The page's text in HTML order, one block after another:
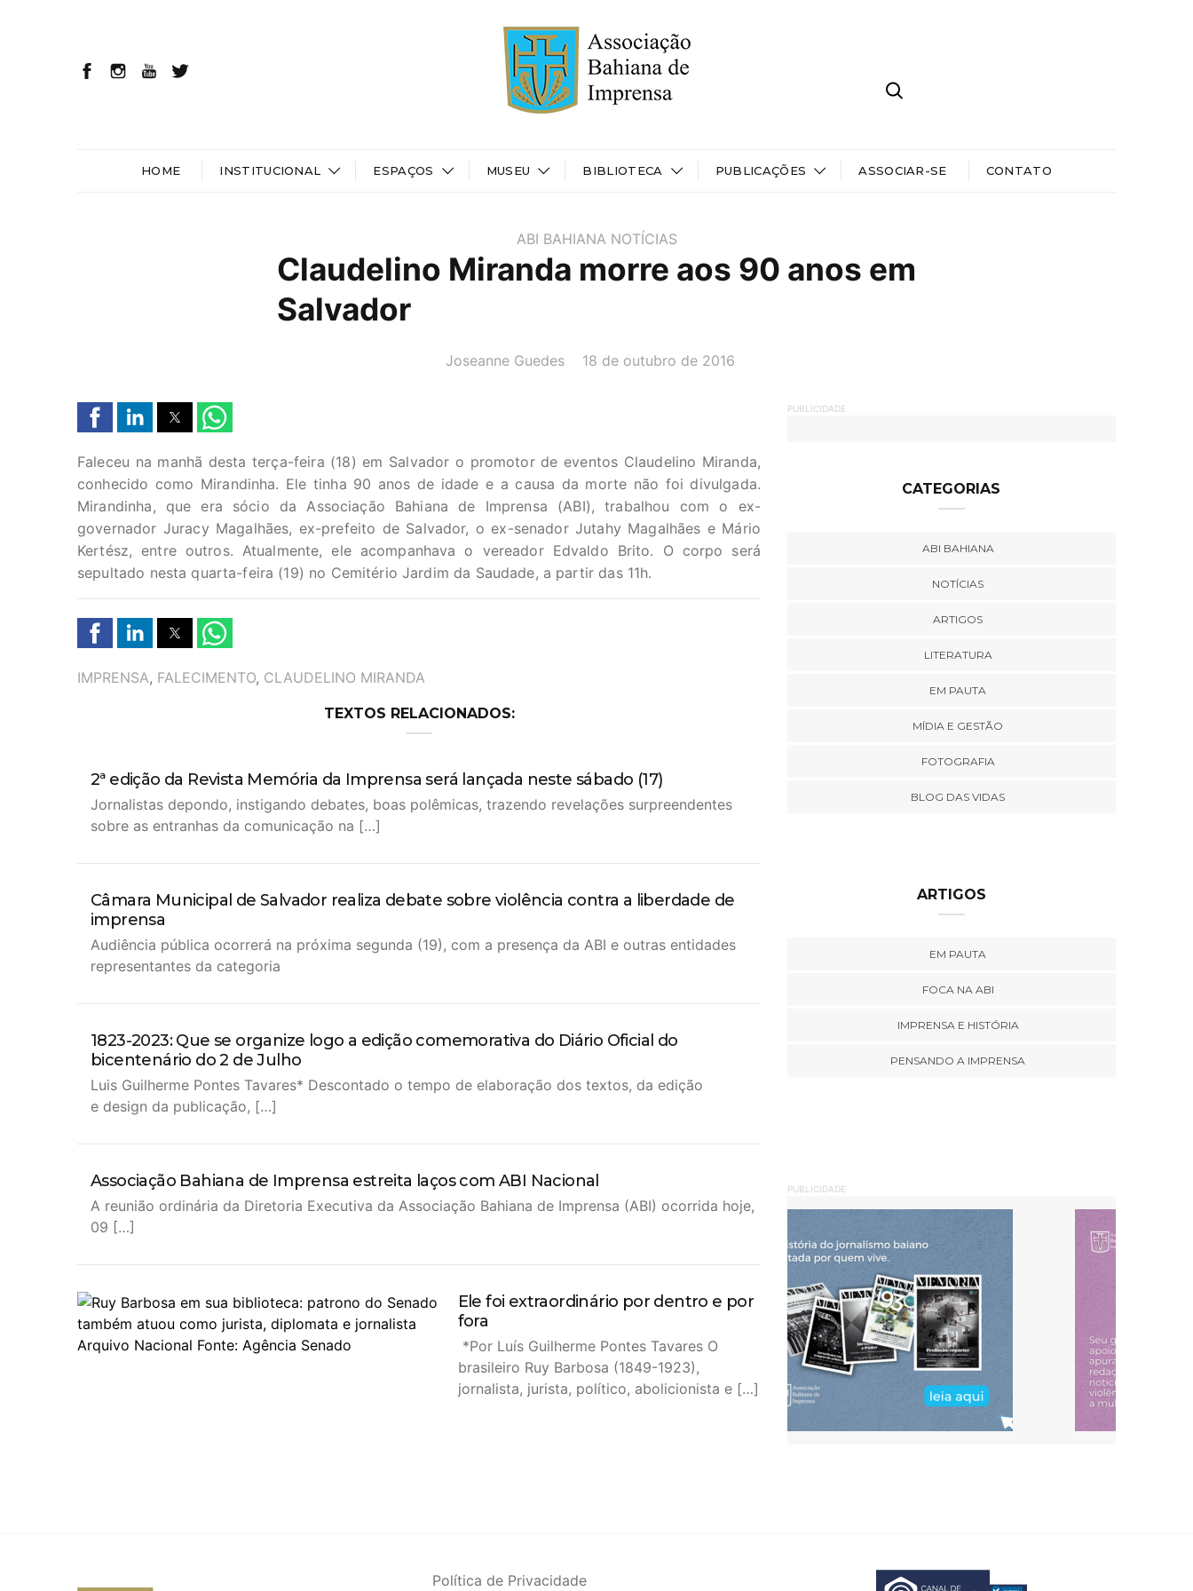
HOME INSTITUCIONAL ESPAÇOS MUSEU BIBLIOTECA PUBLICAÇÕES ASSOCIAR-SE CONTATO
ABI BAHIANA NOTÍCIAS
Claudelino Miranda morre aos 90 anos em
Salvador
AUTOR(A):
Joseanne Guedes DATA:
18 de outubro de 2016
Faleceu na manhã desta terça-feira (18) em Salvador o promotor de eventos Claudelino Miranda,
conhecido como Mirandinha. Ele tinha 90 anos de idade e a causa da morte não foi divulgada.
Mirandinha, que era sócio da Associação Bahiana de Imprensa (ABI), trabalhou com o ex-
governador Juracy Magalhães, ex-prefeito de Salvador, o ex-senador Jutahy Magalhães e Mário
Kertész, entre outros. Atualmente, ele acompanhava o vereador Edvaldo Brito. O corpo será
sepultado nesta quarta-feira (19) no Cemitério Jardim da Saudade, a partir das 11h.
TAGS
IMPRENSA, FALECIMENTO, CLAUDELINO MIRANDA
TEXTOS RELACIONADOS:
2ª edição da Revista Memória da Imprensa será lançada neste sábado (17)
Jornalistas depondo, instigando debates, boas polêmicas, trazendo revelações surpreendentes
sobre as entranhas da comunicação na […]
Câmara Municipal de Salvador realiza debate sobre violência contra a liberdade de
imprensa
Audiência pública ocorrerá na próxima segunda (19), com a presença da ABI e outras entidades
representantes da categoria
1823-2023: Que se organize logo a edição comemorativa do Diário Oficial do
bicentenário do 2 de Julho
Luis Guilherme Pontes Tavares* Descontado o tempo de elaboração dos textos, da edição
e design da publicação, […]
Associação Bahiana de Imprensa estreita laços com ABI Nacional
A reunião ordinária da Diretoria Executiva da Associação Bahiana de Imprensa (ABI) ocorrida hoje,
09 […]
Ele foi extraordinário por dentro e por
fora
*Por Luís Guilherme Pontes Tavares O
brasileiro Ruy Barbosa (1849-1923),
jornalista, jurista, político, abolicionista e […]
PUBLICIDADE
CATEGORIAS
ABI BAHIANA
NOTÍCIAS
ARTIGOS
LITERATURA
EM PAUTA
MÍDIA E GESTÃO
FOTOGRAFIA
BLOG DAS VIDAS
ARTIGOS
EM PAUTA
FOCA NA ABI
IMPRENSA E HISTÓRIA
PENSANDO A IMPRENSA
PUBLICIDADE
Política de Privacidade